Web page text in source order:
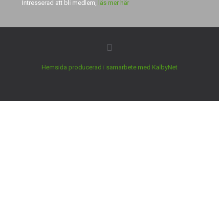
Intresserad att bli medlem, läs mer här
Hemsida producerad i samarbete med KalbyNet